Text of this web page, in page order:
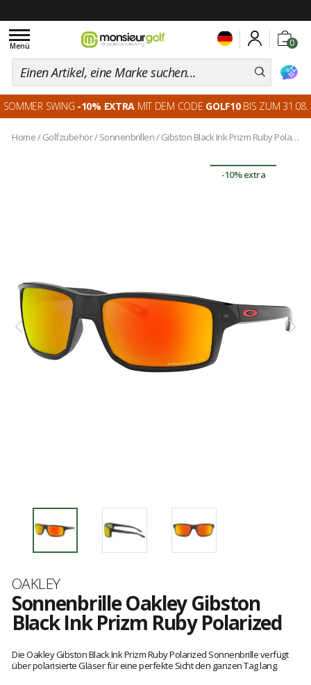
0
Toggle
navigation
Menü
SOMMER SWING -10% EXTRA MIT DEM CODE GOLF10BIS ZUM 31.08.
Home/ Golfzubehör/Sonnenbrillen/Gibston Black Ink Prizm Ruby Polarized
-10% extra
Marke
OAKLEY
Sonnenbrille Oakley Gibston
Black Ink Prizm Ruby Polarized
Die Oakley Gibston Black Ink Prizm Ruby Polarized Sonnenbrille verfügt
über polarisierte Gläser für eine perfekte Sicht den ganzen Tag lang.